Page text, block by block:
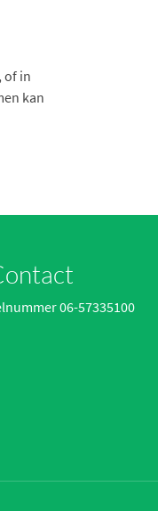
of in
kan
06-57335100